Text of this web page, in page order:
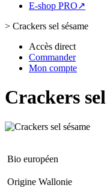
E-shop PRO↗
> Crackers sel sésame
Accès direct
Commander
Mon compte
Crackers
Bio européen
Origine Wallonie